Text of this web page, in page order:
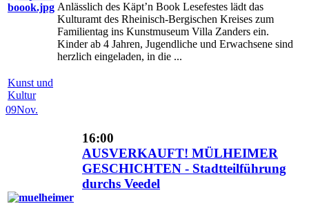
Anlässlich des Käpt’n Book Lesefestes lädt das
Kulturamt des Rheinisch-Bergischen Kreises zum
Familientag ins Kunstmuseum Villa Zanders ein.
Kinder ab 4 Jahren, Jugendliche und Erwachsene sind
herzlich eingeladen, in die ...
Kunst und
Kultur
09Nov.
16:00
AUSVERKAUFT! MÜLHEIMER
GESCHICHTEN - Stadtteilführung
durchs Veedel